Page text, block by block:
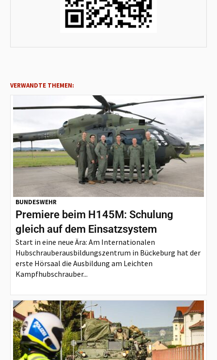
VERWANDTE THEMEN:
BUNDESWEHR
Premiere beim H145M: Schulung
gleich auf dem Einsatzsystem
Start in eine neue Ära: Am Internationalen
Hubschrauberausbildungszentrum in Bückeburg hat der
erste Hörsaal die Ausbildung am Leichten
Kampfhubschrauber...